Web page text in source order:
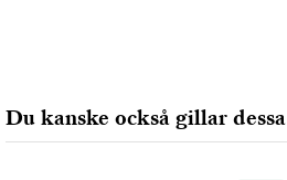
Du kanske också gillar dessa